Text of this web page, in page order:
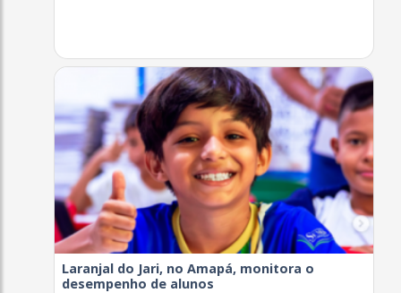
Laranjal do Jari, no Amapá, monitora o
desempenho de alunos